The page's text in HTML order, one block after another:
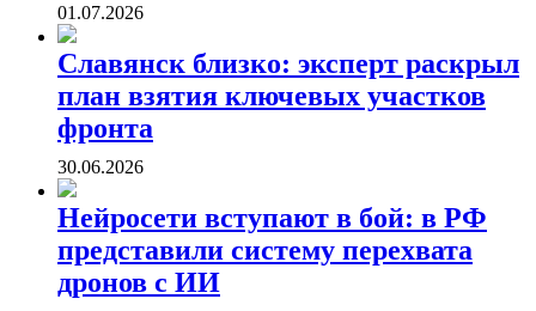
01.07.2026
Славянск близко: эксперт раскрыл
план взятия ключевых участков
фронта
30.06.2026
Нейросети вступают в бой: в РФ
представили систему перехвата
дронов с ИИ